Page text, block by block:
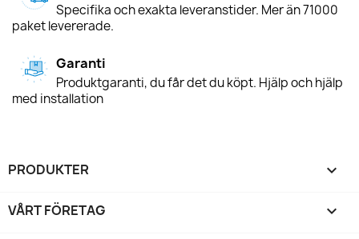
Specifika och exakta leveranstider. Mer än 71000
paket levererade.
Garanti
Produktgaranti, du får det du köpt. Hjälp och hjälp
med installation
PRODUKTER 
VÅRT FÖRETAG 